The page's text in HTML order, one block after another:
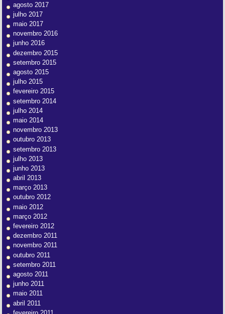
agosto 2017
julho 2017
maio 2017
novembro 2016
junho 2016
dezembro 2015
setembro 2015
agosto 2015
julho 2015
fevereiro 2015
setembro 2014
julho 2014
maio 2014
novembro 2013
outubro 2013
setembro 2013
julho 2013
junho 2013
abril 2013
março 2013
outubro 2012
maio 2012
março 2012
fevereiro 2012
dezembro 2011
novembro 2011
outubro 2011
setembro 2011
agosto 2011
junho 2011
maio 2011
abril 2011